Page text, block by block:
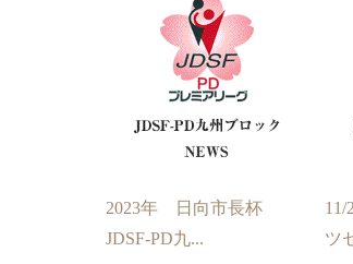
2023年 日向市長杯
JDSF-PD九...
ツ